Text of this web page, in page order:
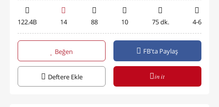
122.4B 14 88 10 75 dk. 4-6
Beğen FB'ta Paylaş
Deftere Ekle in it